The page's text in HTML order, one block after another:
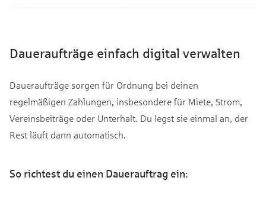
Daueraufträge einfach digital verwalten
Daueraufträge sorgen für Ordnung bei deinen
regelmäßigen Zahlungen, insbesondere für Miete, Strom,
Vereinsbeiträge oder Unterhalt. Du legst sie einmal an, der
Rest läuft dann automatisch.
So richtest du einen Dauerauftrag ein: